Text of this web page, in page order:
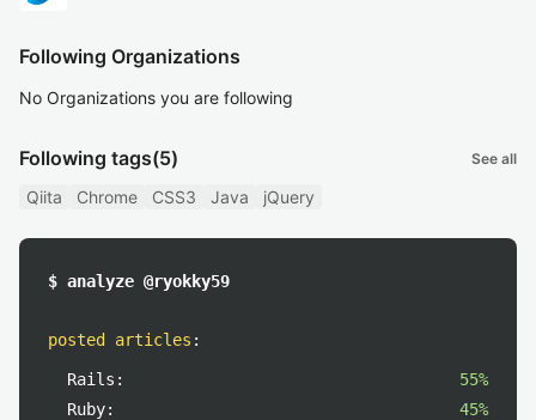
Following Organizations
No Organizations you are following
Following tags(5) See all
Qiita Chrome CSS3 Java jQuery
$ analyze @ryokky59
posted articles :
Rails:
55%
Ruby:
45%